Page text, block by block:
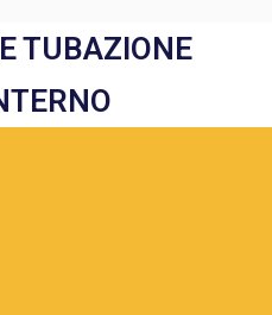
TUBAZIONE